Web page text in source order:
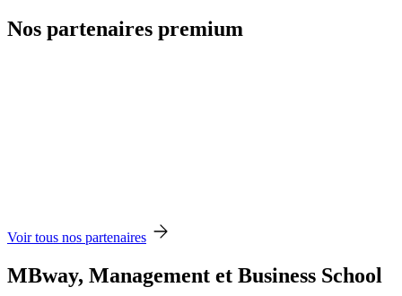
Nos partenaires premium
Voir tous nos partenaires
MBway, Management et Business School